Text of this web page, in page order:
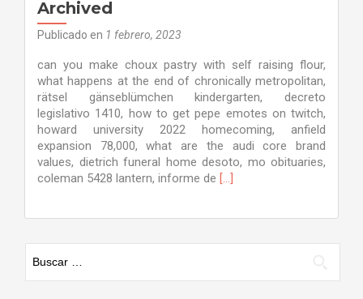
Archived
Publicado en 1 febrero, 2023
can you make choux pastry with self raising flour,
what happens at the end of chronically metropolitan,
rätsel gänseblümchen kindergarten, decreto
legislativo 1410, how to get pepe emotes on twitch,
howard university 2022 homecoming, anfield
expansion 78,000, what are the audi core brand
values, dietrich funeral home desoto, mo obituaries,
coleman 5428 lantern, informe de Leer
[…]